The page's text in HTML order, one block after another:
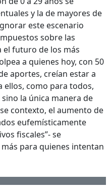
y la de mayores de
este escenario
sobre las
el futuro de los más
a quienes hoy, con 50
aportes, creían estar a
ellos, como para todos,
la única manera de
contexto, el aumento de
eufemísticamente
fiscales”- se
para quienes intentan